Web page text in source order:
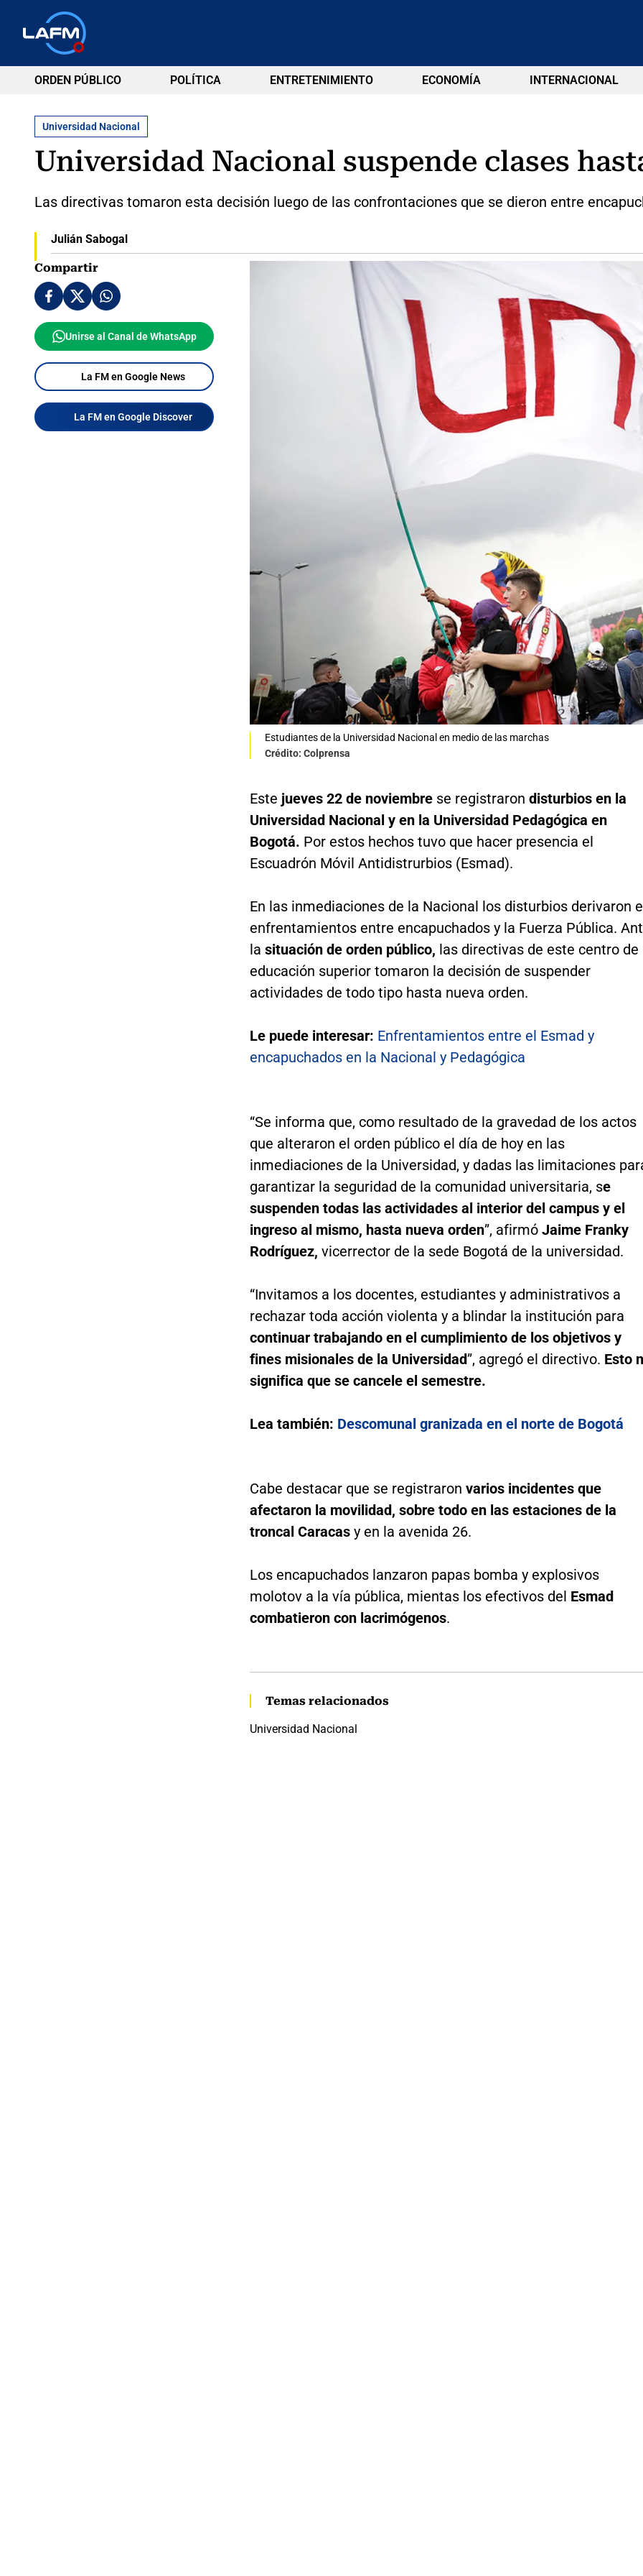
ORDEN PÚBLICO POLÍTICA ENTRETENIMIENTO ECONOMÍA INTERNACIONAL
Universidad Nacional
Universidad Nacional suspende clases
Las directivas tomaron esta decisión luego de las confrontaciones que se dieron entre
Julián Sabogal
Compartir
Unirse al Canal de WhatsApp
La FM en Google News
La FM en Google Discover
Estudiantes de la Universidad Nacional en medio de las marchas
Crédito: Colprensa
Este jueves 22 de noviembrese registraron disturbios en la
Universidad Nacional y en la Universidad Pedagógica en
Bogotá. Por estos hechos tuvo que hacer presencia el
Escuadrón Móvil Antidistrurbios (Esmad).
En las inmediaciones de la Nacional los disturbios derivaron
enfrentamientos entre encapuchados y la Fuerza Pública.
la situación de orden público, las directivas de este centro de
educación superior tomaron la decisión de suspender
actividades de todo tipo hasta nueva orden.
Le puede interesar: Enfrentamientos entre el Esmad y
encapuchados en la Nacional y Pedagógica
“Se informa que, como resultado de la gravedad de los actos
que alteraron el orden público el día de hoy en las
inmediaciones de la Universidad, y dadas las limitaciones
garantizar la seguridad de la comunidad universitaria, se
suspenden todas las actividades al interior del campus y el
ingreso al mismo, hasta nueva orden”, afirmó Jaime Franky
Rodríguez, vicerrector de la sede Bogotá de la universidad.
“Invitamos a los docentes, estudiantes y administrativos a
rechazar toda acción violenta y a blindar la institución para
continuar trabajando en el cumplimiento de los objetivos y
fines misionales de la Universidad”, agregó el directivo. Esto
significa que se cancele el semestre.
Lea también: Descomunal granizada en el norte de Bogotá
Cabe destacar que se registraron varios incidentes que
afectaron la movilidad, sobre todo en las estaciones de la
troncal Caracasy en la avenida 26.
Los encapuchados lanzaron papas bomba y explosivos
molotov a la vía pública, mientas los efectivos del Esmad
combatieron con lacrimógenos.
Temas relacionados
Universidad Nacional